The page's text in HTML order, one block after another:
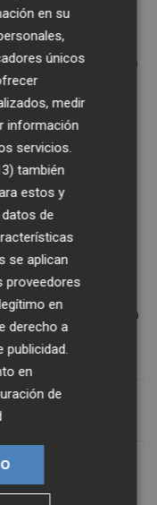
el precio
Brent
se
menos,
un 0,35%,
, la cotización
en
que en el
exigido al bono
en su
únicos
medir
información
servicios.
también
estos y
de
se aplican
proveedores
en
derecho a
publicidad
en
de